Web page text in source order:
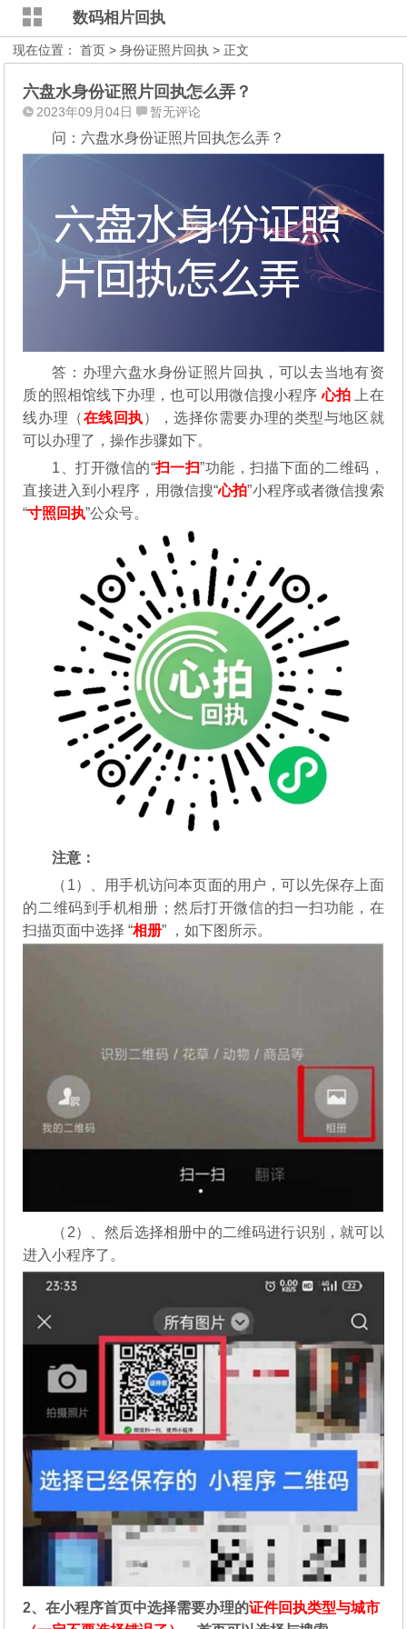
数码相片回执
现在位置：首页 >身份证照片回执 > 正文
六盘水身份证照片回执怎么弄？
2023年09月04日 暂无评论
问：六盘水身份证照片回执怎么弄？
答：办理六盘水身份证照片回执，可以去当地有资
质的照相馆线下办理，也可以用微信搜小程序心拍 上在
线办理（在线回执），选择你需要办理的类型与地区就
可以办理了，操作步骤如下。
1、打开微信的“扫一扫”功能，扫描下面的二维码，
直接进入到小程序，用微信搜“心拍”小程序或者微信搜索
“寸照回执”公众号。
注意：
（1）、用手机访问本页面的用户，可以先保存上面
的二维码到手机相册；然后打开微信的扫一扫功能，在
扫描页面中选择 “相册” ，如下图所示。
（2）、然后选择相册中的二维码进行识别，就可以
进入小程序了。
2、在小程序首页中选择需要办理的证件回执类型与城市